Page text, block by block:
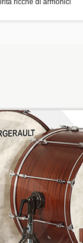
ricche di armonici